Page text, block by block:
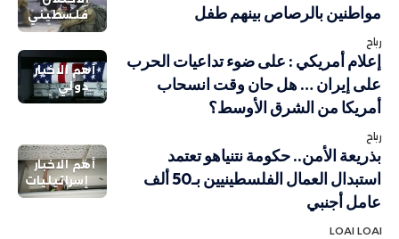
فلسطيني
مواطنين بالرصاص بينهم طفل
رباح
أهم الاخبار
دولي
إعلام أمريكي : على ضوء تداعيات الحرب
على إيران … هل حان وقت انسحاب
أمريكا من الشرق الأوسط؟
رباح
أهم الاخبار
إسرائيليات
بذريعة الأمن.. حكومة نتنياهو تعتمد
استبدال العمال الفلسطينيين بـ50 ألف
عامل أجنبي
LOAI LOAI